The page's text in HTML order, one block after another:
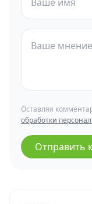
Оставляя
обработки
Отправить